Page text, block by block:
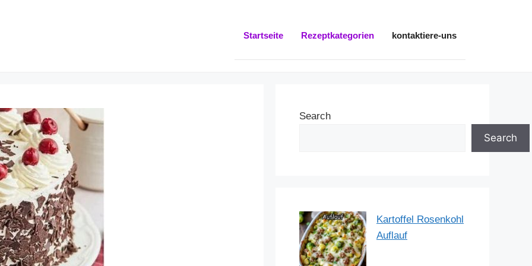
Startseite Rezeptkategorien kontaktiere-uns
Search
Search
Kartoffel Rosenkohl
Auflauf